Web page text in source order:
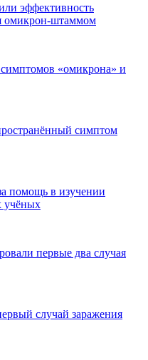
эффективность
омикрон-штаммом
«омикрона» и
симптом
помощь в изучении
учёных
первые два случая
случай заражения